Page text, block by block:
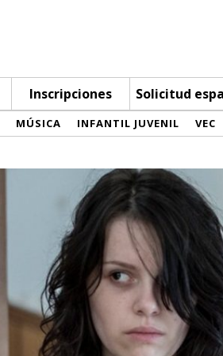
Inscripciones Solicitud
MÚSICA INFANTIL JUVENIL VEC